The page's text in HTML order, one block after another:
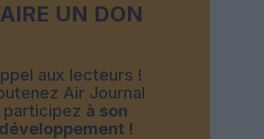
UN DON
aux lecteurs !
Air Journal
participez à son
développement !